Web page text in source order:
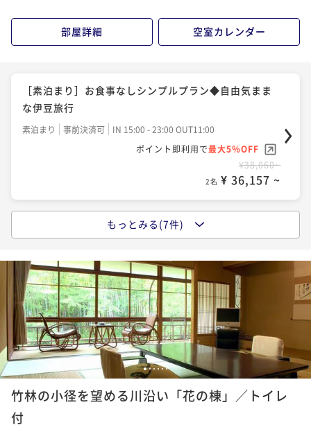
部屋詳細 空室カレンダー
［素泊まり］お食事なしシンプルプラン◆自由気まま
な伊豆旅行
素泊まり 事前決済可
IN 15:00 - 23:00 OUT11:00
ポイント即利用で最大5％OFF
¥38,060~
2名 ¥ 36,157 ~
［一泊朝食付］重箱膳の朝食で活力を！遅めのご到着
朝食付き 事前決済可
IN 15:00 - 23:00 OUT11:00
ポイント即利用で
最大5％OFF
¥40,700~
2名 ¥ 38,665 ~
［一泊夕食付］朝寝坊にぴったり！チェックアウトま
でのんびりできる夕食のみのプランです
もっとみる(7件)
123456
竹林の小径を望める川沿い「花の棟」／トイレ
付